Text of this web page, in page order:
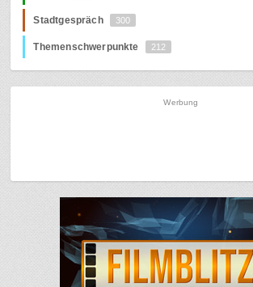
Stadtgespräch 300
Themenschwerpunkte 212
Werbung